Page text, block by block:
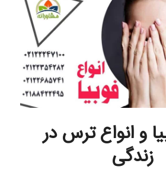
و انواع ترس در
زندگی